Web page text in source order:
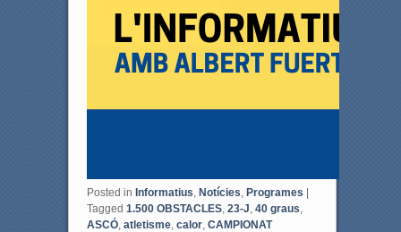
Posted in Informatius Notícies Programes |
Tagged 1.500 OBSTACLES, 23-J 40 graus
ASCÓ, atletisme, calor, CAMPIONAT